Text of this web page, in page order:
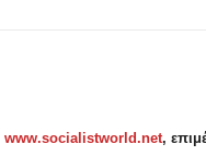
www.socialistworld.net,